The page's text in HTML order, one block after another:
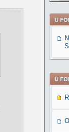
U
U